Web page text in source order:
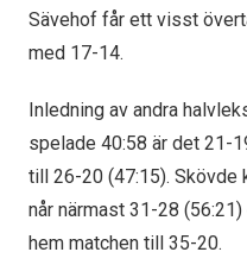
Sävehof får ett visst
med 17-14.
Inledning av andra
spelade 40:58 är det 21-
till 26-20 (47:15). Skövde
når närmast 31-28
hem matchen till 35-20.